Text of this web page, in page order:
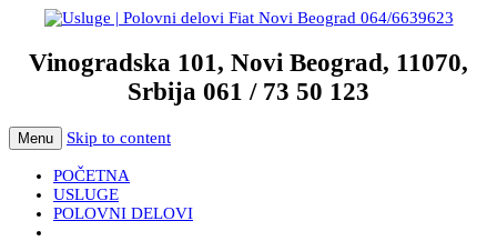
Vinogradska 101, Novi Beograd, 11070,
Srbija 061 / 73 50 123
Menu Skip to content
POČETNA
USLUGE
POLOVNI DELOVI